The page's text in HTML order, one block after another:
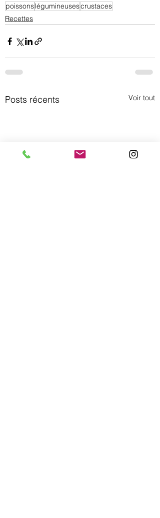
poissonslégumineusescrustaces
Recettes
Posts récents Voir tout